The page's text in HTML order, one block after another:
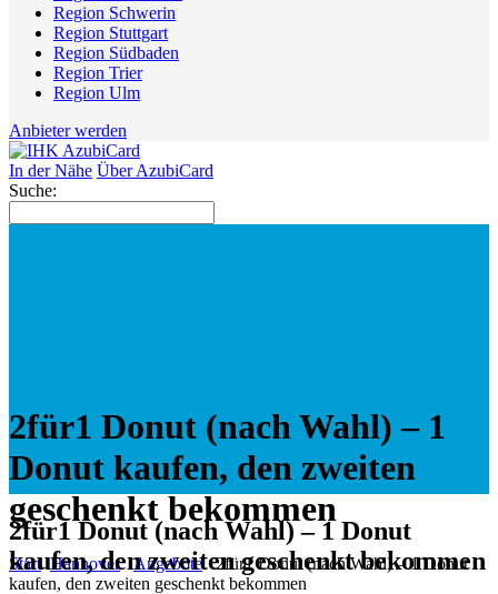
Region Schwerin
Region Stuttgart
Region Südbaden
Region Trier
Region Ulm
Anbieter werden
In der Nähe Über AzubiCard
Suche:
2für1 Donut (nach Wahl) – 1
Donut kaufen, den zweiten
geschenkt bekommen
Start Hannover Angebote
2für1 Donut (nach Wahl) – 1 Donut
kaufen, den zweiten geschenkt bekommen
2für1 Donut (nach Wahl) – 1 Donut
kaufen, den zweiten geschenkt bekommen